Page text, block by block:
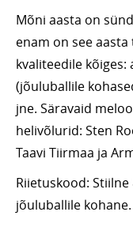
Mõni aasta on
enam on see
kvaliteedile
(jõuluballile
jne. Säravaid
helivõlurid: Sten
Taavi Tiirmaa ja
Riietuskood:
jõuluballile kohane.